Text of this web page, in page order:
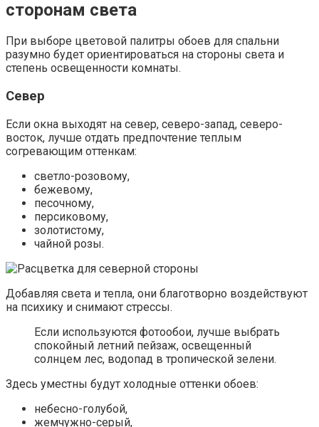
Если используются фотообои, лучше выбрать
солнцем лес, водопад в тропической зелени.
Здесь уместны будут холодные оттенки обоев:
небесно-голубой,
жемчужно-серый,
нежно-зеленый,
бледно-лиловый,
серебристый,
белоснежный.
Прохладные, свежие цвета успокаивают и снижают
напряжение в спальне, расположенной на прогретой
лучами южной стороне, помогают быстрее уснуть.
Запад
Для освещенной вечерним солнцем спальни подходят
тона, способствующие расслаблению и комфорту.
красного,
розового,
шоколадного.